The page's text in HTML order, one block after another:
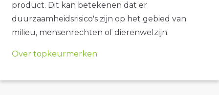
product. Dit kan betekenen dat er
duurzaamheidsrisico's zijn op het gebied van
milieu, mensenrechten of dierenwelzijn.
Over topkeurmerken